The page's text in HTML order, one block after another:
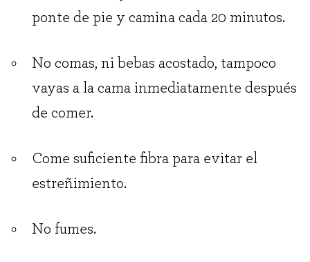
ponte de pie y camina cada 20 minutos.
No comas, ni bebas acostado, tampoco
vayas a la cama inmediatamente después
de comer.
Come suficiente fibra para evitar el
estreñimiento.
No fumes.